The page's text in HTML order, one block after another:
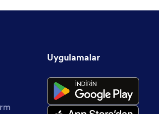
Uygulamalar